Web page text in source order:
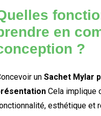
en
?
un Sachet Mylar
Cela implique
esthétique et